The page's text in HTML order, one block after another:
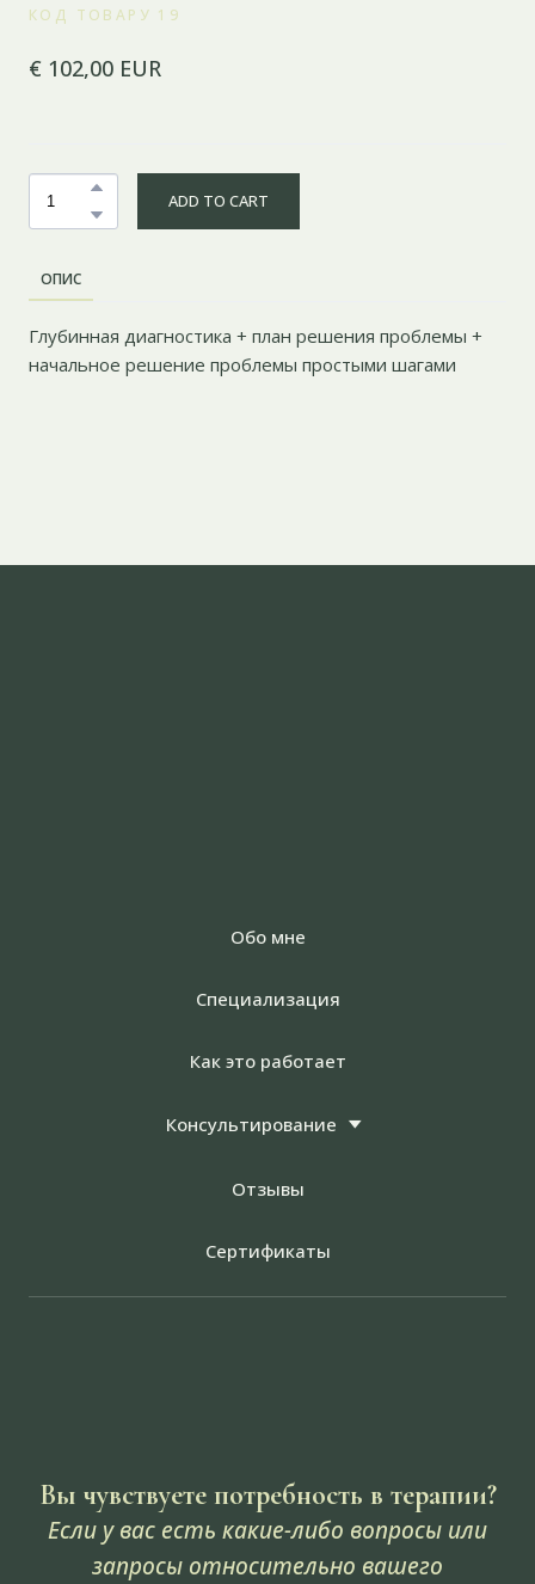
КОД ТОВАРУ 19
€ 102,00 EUR
ADD TO CART
ОПИС
Глубинная диагностика + план решения проблемы +
начальное решение проблемы простыми шагами
Обо мне
Специализация
Как это работает
Консультирование
Отзывы
Сертификаты
Вы чувствуете потребность в терапии?
Если у вас есть какие-либо вопросы или
запросы относительно вашего